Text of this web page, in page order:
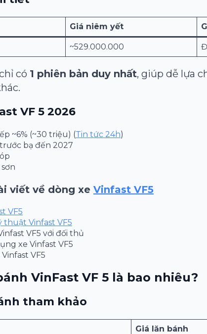
Giá niêm yết
~529.000.000
có 1 phiên bản duy nhất, giúp dễ lựa
VF 5 2026
~6% (~30 triệu) (Tin tức 24h)
bạ đến 2027
viết về dòng xe Vinfast VF5
VF5
thuật Vinfast VF5
VF5 với đối thủ
xe Vinfast VF5
VF5
VinFast VF 5 là bao nhiêu?
tham khảo
Giá lăn bánh